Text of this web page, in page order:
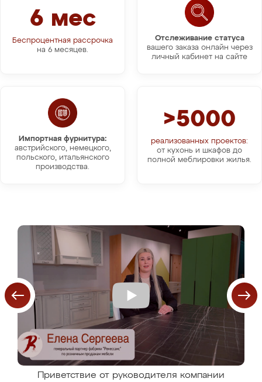
Отслеживание статуса
вашего заказа онлайн через
личный кабинет на сайте
6 мес
Беспроцентная рассрочка
на 6 месяцев.
Импортная фурнитура:
австрийского, немецкого,
польского, итальянского
производства.
>5000
реализованных проектов:
от кухонь и шкафов до
полной меблировки жилья.
Приветствие от руководителя компании